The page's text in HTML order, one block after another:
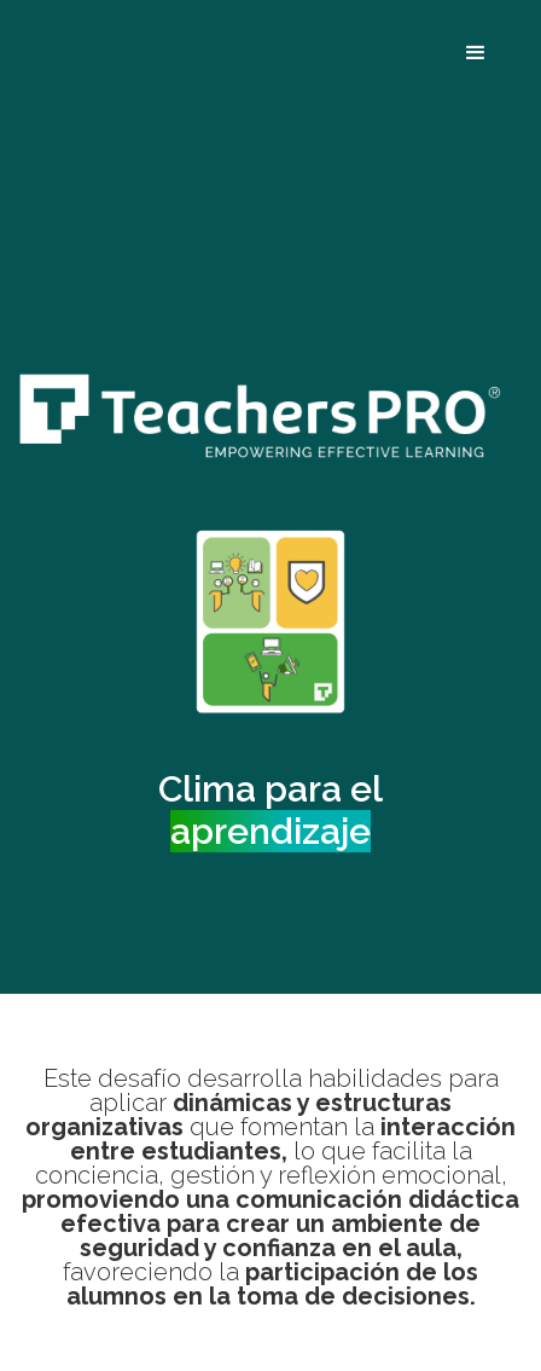
Clima para el
aprendizaje
Este desafío desarrolla habilidades para
aplicar dinámicas y estructuras
organizativas que fomentan la interacción
entre estudiantes, lo que facilita la
conciencia, gestión y reflexión emocional,
promoviendo una comunicación didáctica
efectiva para crear un ambiente de
seguridad y confianza en el aula,
favoreciendo la participación de los
alumnos en la toma de decisiones.